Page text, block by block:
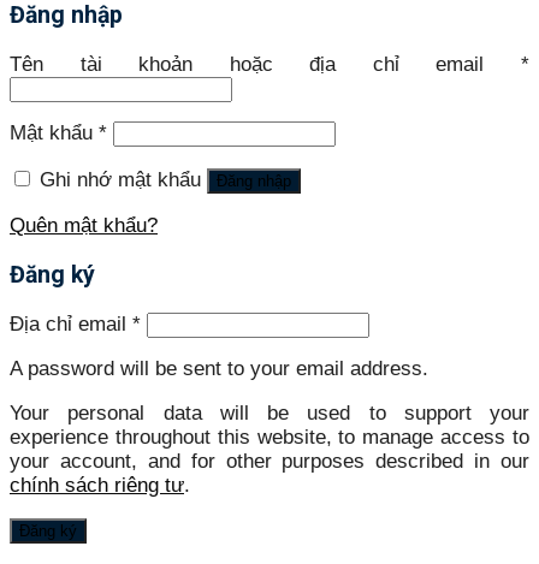
Đăng nhập
Tên tài khoản hoặc địa chỉ email *
Mật khẩu *
Ghi nhớ mật khẩu Đăng nhập
Quên mật khẩu?
Đăng ký
Địa chỉ email *
A password will be sent to your email address.
Your personal data will be used to support your
experience throughout this website, to manage access to
your account, and for other purposes described in our
chính sách riêng tư.
Đăng ký